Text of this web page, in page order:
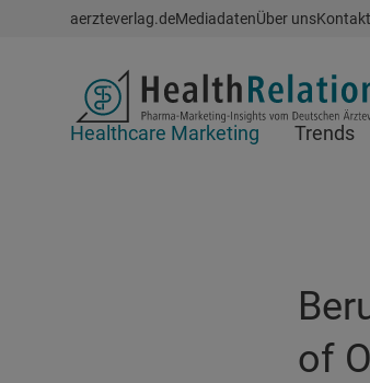
Schnellzugriff
aerzteverlag.deMediadatenÜber unsKontakt
Header
Healthcare Marketing Trends
of